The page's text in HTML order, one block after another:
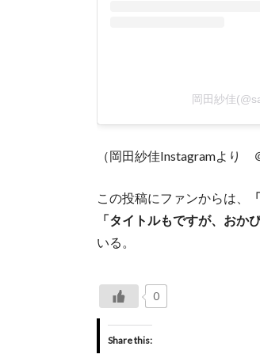
岡田紗佳
（岡田紗佳Instagramより
この投稿にファンからは、
「タイトルもですが、おか
いる。
0
Share this: